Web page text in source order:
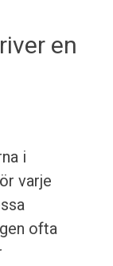
en
i
varje
ofta